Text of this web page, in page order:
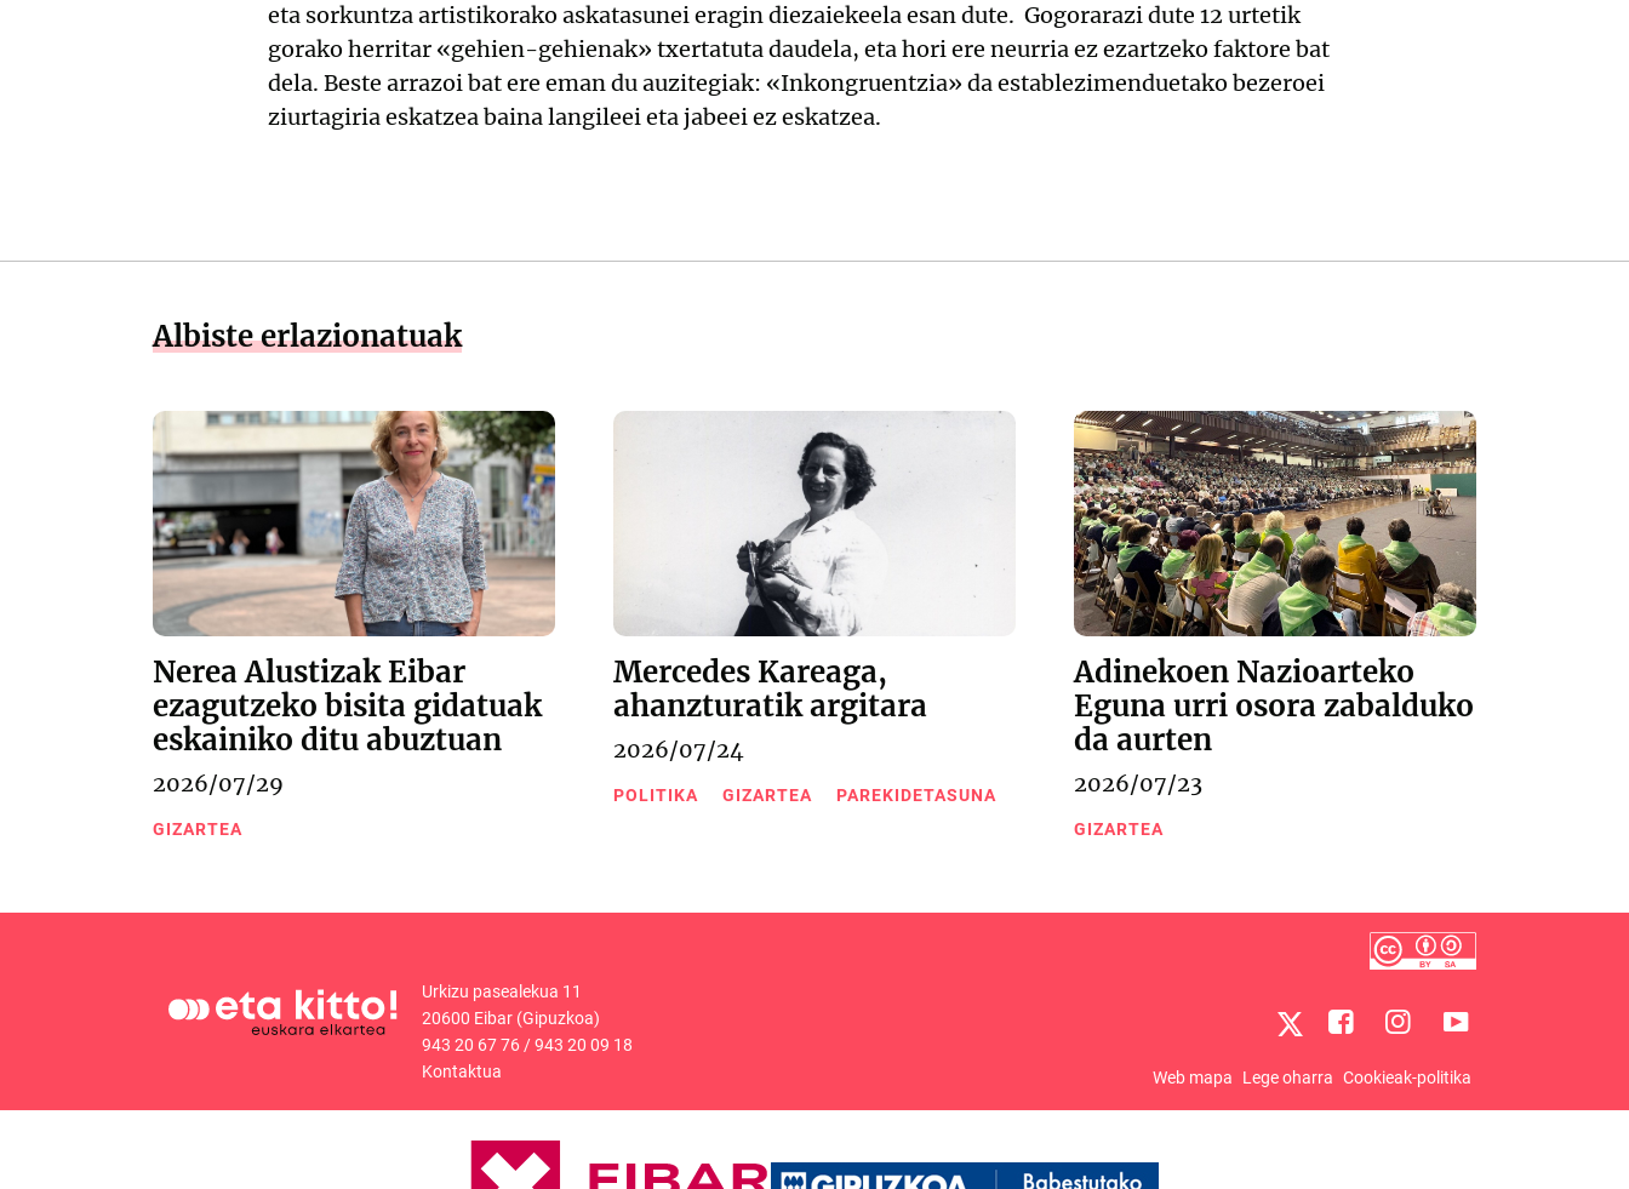
eta sorkuntza artistikorako askatasunei eragin diezaiekeela esan dute. Gogorarazi dute 12 urtetik
gorako herritar «gehien-gehienak» txertatuta daudela, eta hori ere neurria ez ezartzeko faktore bat
dela. Beste arrazoi bat ere eman du auzitegiak: «Inkongruentzia» da establezimenduetako bezeroei
ziurtagiria eskatzea baina langileei eta jabeei ez eskatzea.
Albiste erlazionatuak
Nerea Alustizak Eibar
ezagutzeko bisita gidatuak
eskainiko ditu abuztuan
2026/07/29
GIZARTEA
Mercedes Kareaga,
ahanzturatik argitara
2026/07/24
POLITIKA GIZARTEA PAREKIDETASUNA
Adinekoen Nazioarteko
Eguna urri osora zabalduko
da aurten
2026/07/23
GIZARTEA
Urkizu pasealekua 11
20600 Eibar (Gipuzkoa)
943 20 67 76/943 20 09 18
Kontaktua
Web mapa Lege oharra Cookieak-politika